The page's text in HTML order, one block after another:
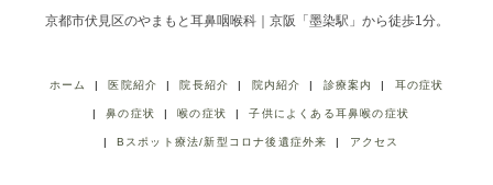
京都市伏見区のやまもと耳鼻咽喉科｜京阪「墨染駅」から徒歩1分。
ホーム 医院紹介 院長紹介 院内紹介 診療案内 耳の症状
鼻の症状 喉の症状 子供によくある耳鼻喉の症状
Bスポット療法/新型コロナ後遺症外来 アクセス